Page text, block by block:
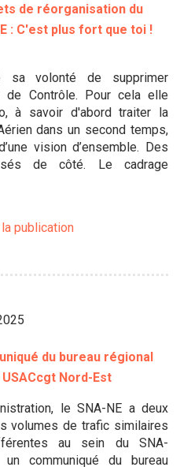
de réorganisation du
: C'est plus fort que toi !
sa volonté de supprimer
de Contrôle. Pour cela elle
à savoir d'abord traiter la
dans un second temps,
vision d’ensemble. Des
de côté. Le cadrage
publication
du bureau régional
USACcgt Nord-Est
le SNA-NE a deux
volumes de trafic similaires
au sein du SNA-
communiqué du bureau